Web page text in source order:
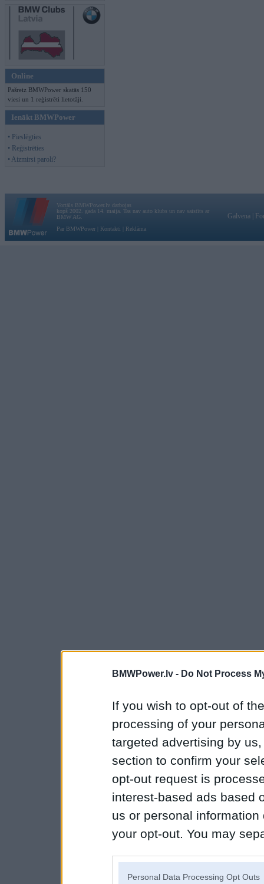
BMWPower.lv - Do Not Process
If you wish to opt-out of
processing of your
targeted advertising by
section to confirm your
opt-out request is
interest-based ads based
us or personal
your opt-out. You may
Personal Data Processing Opt Outs
Online
Pašreiz BMWPower skatās 150
viesi un 1 reģistrēti lietotāji.
Ienākt BMWPower
• Pieslēgties
• Reģistrēties
• Aizmirsi paroli?
Vortāls BMWPower.lv darbojas
kopš 2002. gada 14. maija. Tas nav auto klubs un nav saistīts ar
BMW AG.
Par BMWPower
Kontakti Reklāma
Galvena